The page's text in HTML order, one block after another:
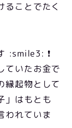
ことでたく
:smile3: ❗
ていたお金で
縁起物として
」はもとも
われていま